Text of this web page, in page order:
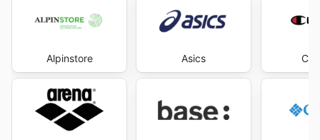
Alpinstore Asics